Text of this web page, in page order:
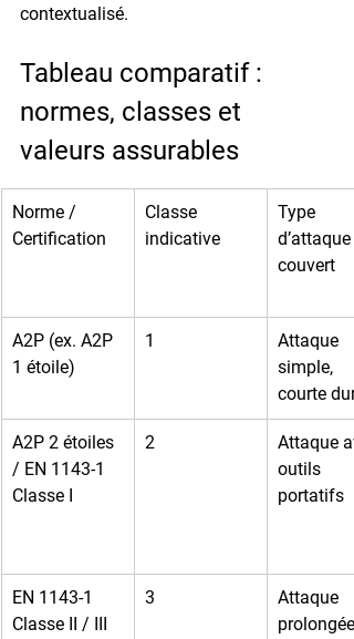
contextualisé.
Tableau comparatif :
normes, classes et
valeurs assurables
Norme /
Certification
Classe
indicative
Type
d’attaque
couvert
A2P (ex. A2P
1 étoile)
1
Attaque
simple,
courte
A2P 2 étoiles
/ EN 1143-1
Classe I
2
Attaque
outils
portatifs
EN 1143-1
Classe II / III
3
Attaque
prolongée,